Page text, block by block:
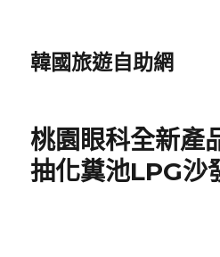
韓國旅遊自助網
桃園眼科全新產
抽化糞池LPG沙